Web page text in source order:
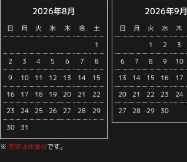
2026年8月
日 月 火 水 木 金
土
1
2
3 4 5 6 7
8
9
10 11 12 13 14
15
16
17 18 19 20 21
22
23
24 25 26 27 28
29
30
31
2026年9月
日 月 火 水 木
1
2 3
6
7 8 9 10
13
14 15 16 17
20
21 22 23 24
27
28 29 30
※ 赤字は休業日です。